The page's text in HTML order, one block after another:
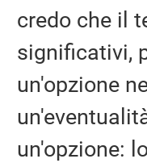
credo che il
significativi,
un'opzione
un'opzione: